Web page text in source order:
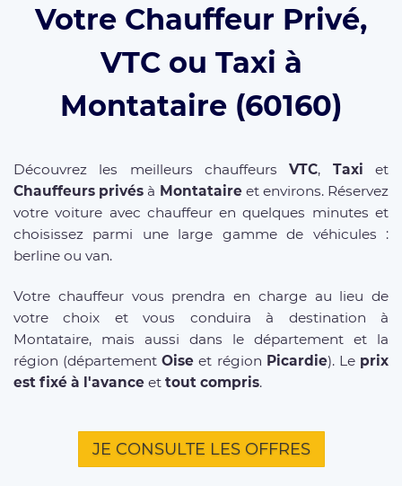
Votre Chauffeur Privé,
VTC ou Taxi à
Montataire (60160)
Découvrez les meilleurs chauffeursVTC, Taxi et
Chauffeurs privés à Montataireet environs. Réservez
votre voiture avec chauffeur en quelques minutes et
choisissez parmi une large gamme de véhicules :
berline ou van.
Votre chauffeur vous prendra en charge au lieu de
votre choix et vous conduira à destination à
Montataire, mais aussi dans le département et la
région (départementOise et région Picardie). Le prix
est fixé à l'avance et tout compris.
JE CONSULTE LES OFFRES